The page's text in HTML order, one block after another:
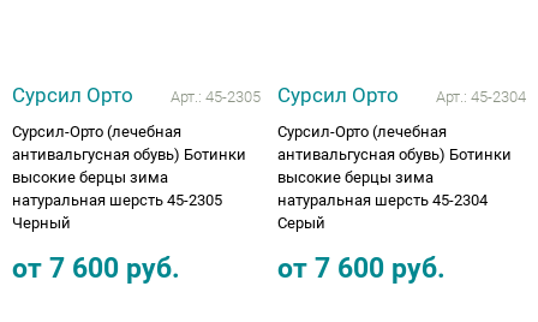
Сурсил Орто Арт.: 45-2305
Сурсил-Орто (лечебная
антивальгусная обувь) Ботинки
высокие берцы зима
натуральная шерсть 45-2305
Черный
от 7 600 руб.
Сурсил Орто Арт.: 45-2304
Сурсил-Орто (лечебная
антивальгусная обувь) Ботинки
высокие берцы зима
натуральная шерсть 45-2304
Серый
от 7 600 руб.